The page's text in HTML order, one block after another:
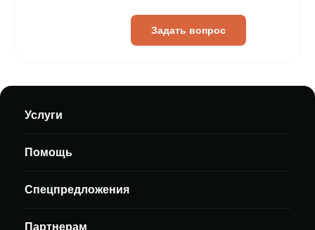
Задать вопрос
Услуги
Помощь
Спецпредложения
Партнерам